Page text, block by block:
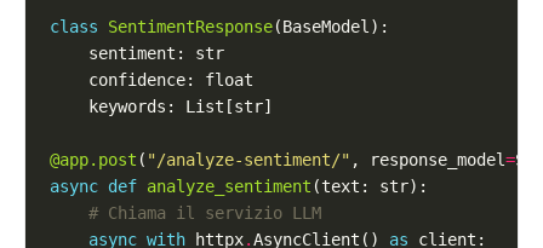
class SentimentResponse
@app.post ( "/analyze-sentiment/" , response_model=
async def analyze_sentiment
# Chiama il servizio LLM
async with httpx.AsyncClient() as